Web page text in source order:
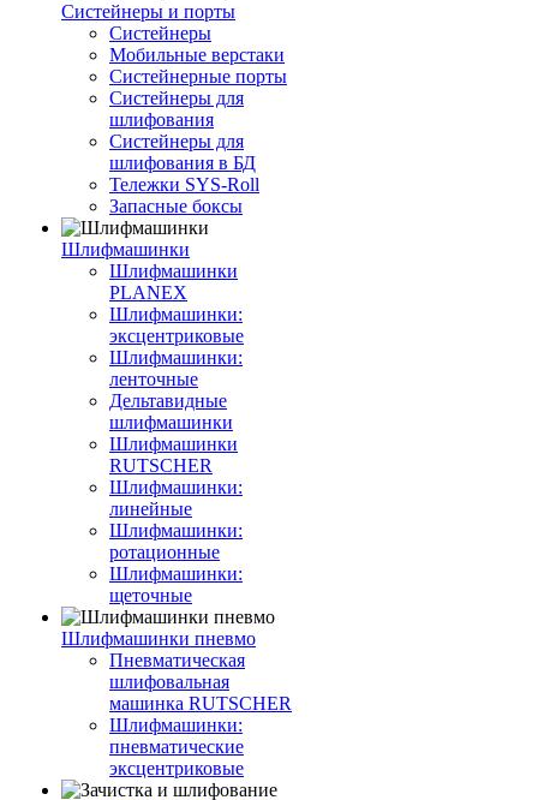
Систейнеры и порты
Систейнеры
Мобильные верстаки
Систейнерные порты
Систейнеры для
шлифования
Систейнеры для
шлифования в БД
Тележки SYS-Roll
Запасные боксы
Шлифмашинки
Шлифмашинки
PLANEX
Шлифмашинки:
эксцентриковые
Шлифмашинки:
ленточные
Дельтавидные
шлифмашинки
Шлифмашинки
RUTSCHER
Шлифмашинки:
линейные
Шлифмашинки:
ротационные
Шлифмашинки:
щеточные
Шлифмашинки пневмо
Пневматическая
шлифовальная
машинка RUTSCHER
Шлифмашинки:
пневматические
эксцентриковые